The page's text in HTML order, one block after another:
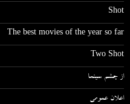
Shot
The best movies of the year so far
Two Shot
از چشم سینما
اعلان عمومی